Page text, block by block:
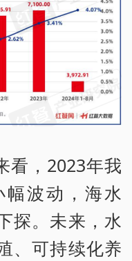
看，2023年我
波动，海水
探。未来，水
、可持续化养